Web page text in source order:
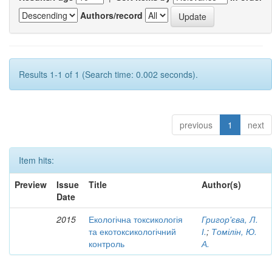
Authors/record
Results 1-1 of 1 (Search time: 0.002 seconds).
previous 1 next
Item hits:
Preview
Issue
Date
Title Author(s)
2015
Екологічна токсикологія
та екотоксикологічний
контроль
Григор'єва, Л.
І.; Томілін, Ю.
А.